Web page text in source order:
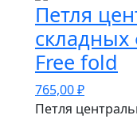
Петля
Free fold
765,00₽
Петля